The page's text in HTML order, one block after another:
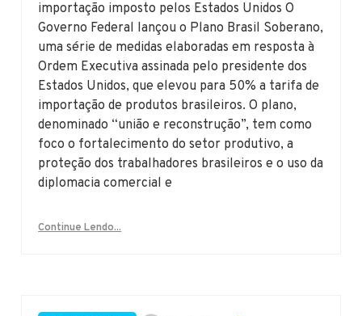
importação imposto pelos Estados Unidos O
Governo Federal lançou o Plano Brasil Soberano,
uma série de medidas elaboradas em resposta à
Ordem Executiva assinada pelo presidente dos
Estados Unidos, que elevou para 50% a tarifa de
importação de produtos brasileiros. O plano,
denominado “união e reconstrução”, tem como
foco o fortalecimento do setor produtivo, a
proteção dos trabalhadores brasileiros e o uso da
diplomacia comercial e
Continue Lendo...